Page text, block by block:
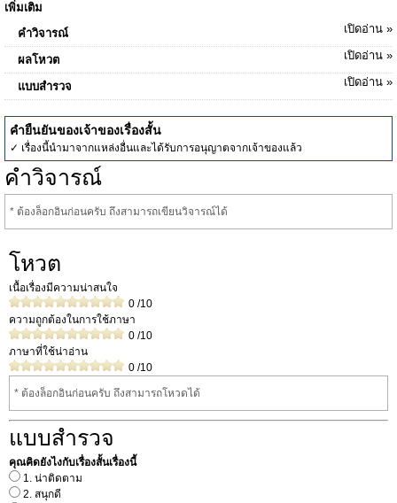
เพิ่มเติม
คำวิจารณ์
เปิดอ่าน »
ผลโหวต เปิดอ่าน »
แบบสำรวจ เปิดอ่าน »
คำยืนยันของเจ้าของเรื่องสั้น
✓ เรื่องนี้นำมาจากแหล่งอื่นและได้รับการอนุญาตจากเจ้าของแล้ว
คำวิจารณ์
* ต้องล็อกอินก่อนครับ ถึงสามารถเขียนวิจารณ์ได้
โหวต
เนื้อเรื่องมีความน่าสนใจ
0 /10
ความถูกต้องในการใช้ภาษา
0 /10
ภาษาที่ใช้น่าอ่าน
0 /10
* ต้องล็อกอินก่อนครับ ถึงสามารถโหวดได้
แบบสำรวจ
คุณคิดยังไงกับเรื่องสั้นเรื่องนี้
1. น่าติดตาม
2. สนุกดี